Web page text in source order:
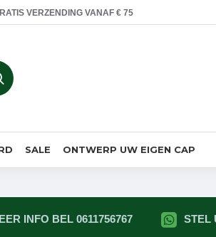
VERZENDING VANAF € 75
SALE ONTWERP UW EIGEN CAP
INFO BEL 0611756767 STEL